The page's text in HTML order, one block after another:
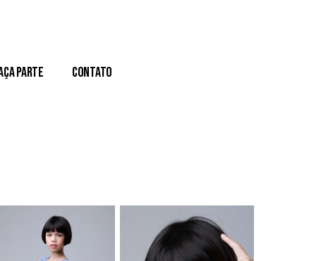
Parte Contato